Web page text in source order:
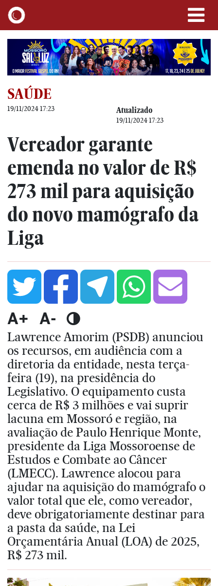
SAÚDE
19/11/2024 17:23 Atualizado
19/11/2024 17:23
Vereador garante
emenda no valor de R$
273 mil para aquisição
do novo mamógrafo da
Liga
A+ A-
Lawrence Amorim (PSDB) anunciou
os recursos, em audiência com a
diretoria da entidade, nesta terça-
feira (19), na presidência do
Legislativo. O equipamento custa
cerca de R$ 3 milhões e vai suprir
lacuna em Mossoró e região, na
avaliação de Paulo Henrique Monte,
presidente da Liga Mossoroense de
Estudos e Combate ao Câncer
(LMECC). Lawrence alocou para
ajudar na aquisição do mamógrafo o
valor total que ele, como vereador,
deve obrigatoriamente destinar para
a pasta da saúde, na Lei
Orçamentária Anual (LOA) de 2025,
R$ 273 mil.